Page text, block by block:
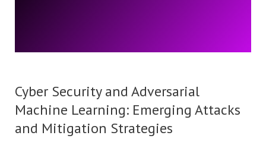
Cyber Security and Adversarial
Machine Learning: Emerging Attacks
and Mitigation Strategies